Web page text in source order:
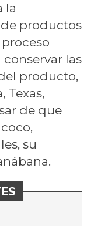
la
productos
las
producto,
Texas,
de que
su